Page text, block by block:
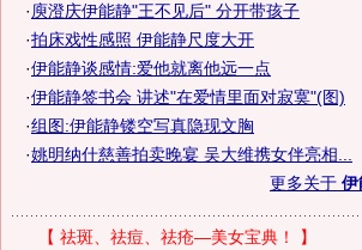
·庾澄庆伊能静"王不见后" 分开带孩子
·拍床戏性感照 伊能静尺度大开
·伊能静谈感情:爱他就离他远一点
·伊能静签书会 讲述"在爱情里面对寂寞"(图)
·组图:伊能静镂空写真隐现文胸
·姚明纳什慈善拍卖晚宴 吴大维携女伴亮相...
更多关于 伊
【 祛斑、祛痘、祛疮—美女宝典！ 】